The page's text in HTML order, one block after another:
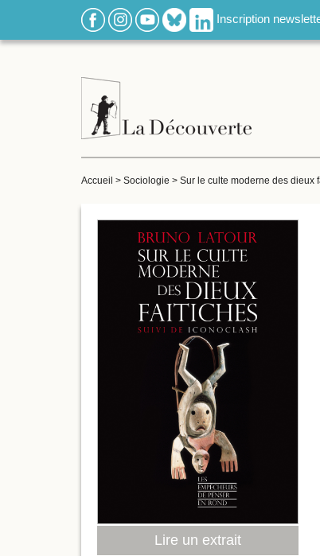
Inscription
Accueil > Sociologie > Sur le culte moderne des dieux
Lire un extrait